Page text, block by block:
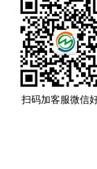
扫码加客服微信